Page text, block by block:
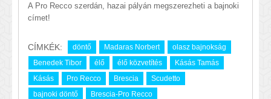
A Pro Recco szerdán, hazai pályán megszerezheti a bajnoki
címet!
CÍMKÉK: döntő Madaras Norbert
olasz bajnokság
Benedek Tibor
élő élő közvetítés
Kásás Tamás
Kásás
Pro Recco Brescia
Scudetto
bajnoki döntő
Brescia-Pro Recco